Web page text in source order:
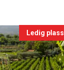
Ledig plass